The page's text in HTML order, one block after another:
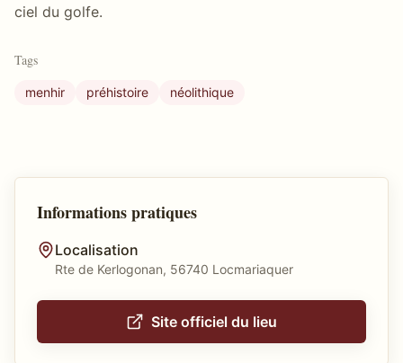
ciel du golfe.
Tags
menhir préhistoire néolithique
Informations pratiques
Localisation
Rte de Kerlogonan, 56740 Locmariaquer
Site officiel du lieu